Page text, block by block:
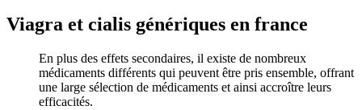
Viagra et cialis génériques en france
En plus des effets secondaires, il existe de nombreux
médicaments différents qui peuvent être pris ensemble, offrant
une large sélection de médicaments et ainsi accroître leurs
efficacités.